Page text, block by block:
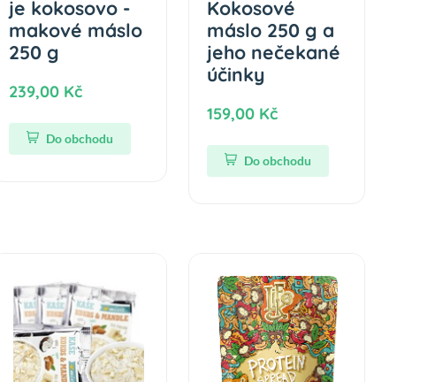
je kokosovo -
makové máslo
250 g
239,00 Kč
Do obchodu
Kokosové
máslo 250 g a
jeho nečekané
účinky
159,00 Kč
Do obchodu